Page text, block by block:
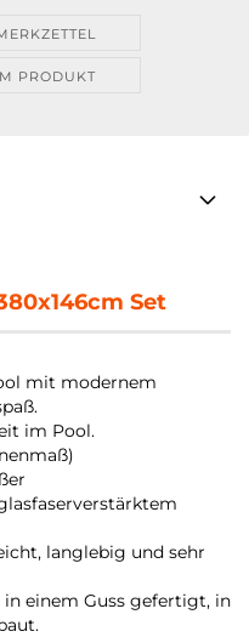
PRODUKT
Set
mit modernem
im Pool.
langlebig und sehr
einem Guss gefertigt, in